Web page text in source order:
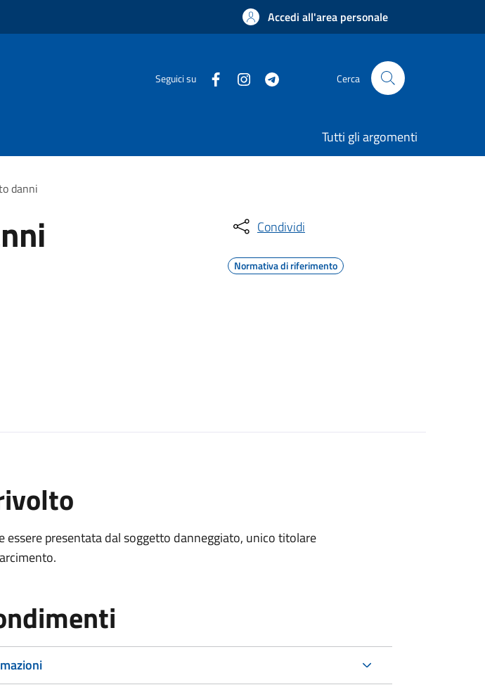
Accedi all'area personale
Seguici su Cerca
Tutti gli argomenti
danni
Condividi
Normativa di riferimento
essere presentata dal soggetto danneggiato, unico titolare